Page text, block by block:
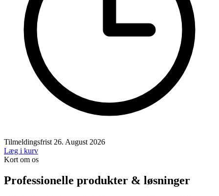
Tilmeldingsfrist 26. August 2026
Læg i kurv
Kort om os
Professionelle produkter & løsninger